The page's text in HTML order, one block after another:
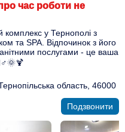
час роботи не
комплекс у Тернополі з
та SPA. Відпочинок з його
послугами - це ваша
область, 46000
Подзвонити